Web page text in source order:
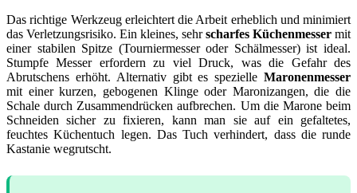
Das richtige Werkzeug erleichtert die Arbeit erheblich und minimiert
das Verletzungsrisiko. Ein kleines, sehrscharfes Küchenmesser mit
einer stabilen Spitze (Tourniermesser oder Schälmesser) ist ideal.
Stumpfe Messer erfordern zu viel Druck, was die Gefahr des
Abrutschens erhöht. Alternativ gibt es spezielle Maronenmesser
mit einer kurzen, gebogenen Klinge oder Maronizangen, die die
Schale durch Zusammendrücken aufbrechen. Um die Marone beim
Schneiden sicher zu fixieren, kann man sie auf ein gefaltetes,
feuchtes Küchentuch legen. Das Tuch verhindert, dass die runde
Kastanie wegrutscht.